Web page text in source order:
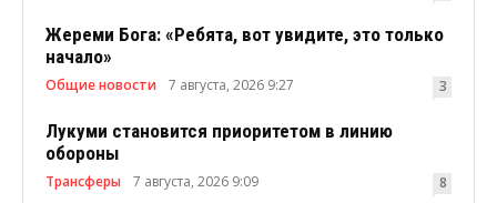
Жереми Бога: «Ребята, вот увидите, это только
начало»
Общие новости 7 августа, 2026 9:27 3
Лукуми становится приоритетом в линию
обороны
Трансферы 7 августа, 2026 9:09 8